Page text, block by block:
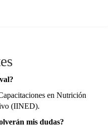
en Nutrición
(IINED).
mis dudas?